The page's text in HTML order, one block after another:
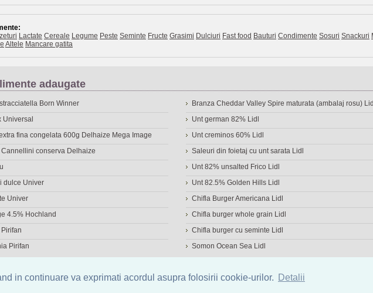
in continuare va exprimati acordul asupra folosirii cookie-urilor. Detalii
Lactate Cereale Legume Peste Seminte Fructe Grasimi Dulciuri Fast food Bauturi Condimente Sosuri Snackuri
Altele Mancare gatita
adaugate
Born Winner
Universal
fina congelata 600g Delhaize Mega Image
Cannellini conserva Delhaize
dulce Univer
Univer
4.5% Hochland
Pirifan
Branza Cheddar Valley Spire maturata (ambalaj rosu) Lidl
Unt german 82% Lidl
Unt creminos 60% Lidl
Saleuri din foietaj cu unt sarata Lidl
Unt 82% unsalted Frico Lidl
Unt 82.5% Golden Hills Lidl
Chifla Burger Americana Lidl
Chifla burger whole grain Lidl
Chifla burger cu seminte Lidl
Somon Ocean Sea Lidl
|Cautare avansata de alimente | Calculator calorii| Calorii consumate|IMC